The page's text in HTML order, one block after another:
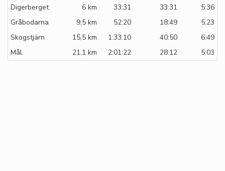
Digerberget
6 km 33:31 33:31
5:36
Gråbodarna
9,5 km 52:20 18:49
5:23
Skogstjärn
15,5 km 1:33:10 40:50
6:49
Mål
21,1 km 2:01:22 28:12 5:03